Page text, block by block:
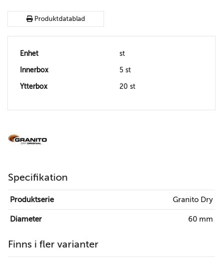
Produktdatablad
Enhet st
Innerbox 5 st
Ytterbox 20 st
Specifikation
Produktserie Granito Dry
Diameter 60 mm
Finns i fler varianter